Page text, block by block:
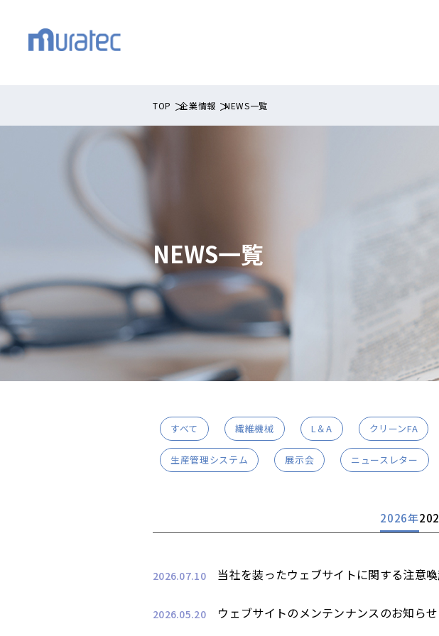
TOP 企業情報 NEWS一覧
NEWS一覧
すべて 繊維機械 L＆A クリーンFA
生産管理システム 展示会 ニュースレター
2026年
2026.07.10 当社を装ったウェブサイトに関する注意
2026.05.20 ウェブサイトのメンテンナンスのお知らせ